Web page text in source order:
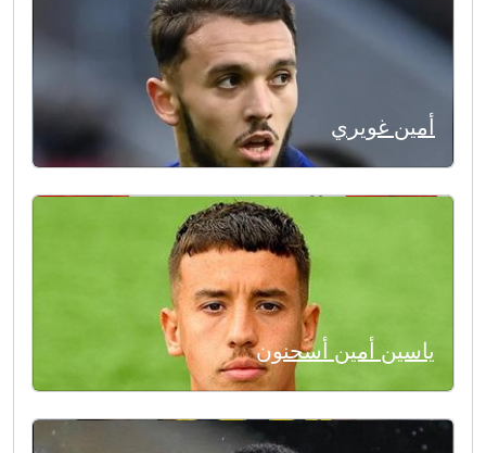
أمين غويري
ياسين أمين أسحنون